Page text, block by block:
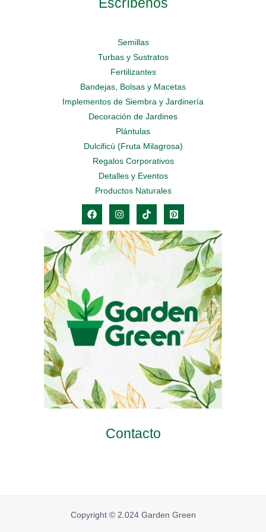
Semillas
Turbas y Sustratos
Fertilizantes
Bandejas, Bolsas y Macetas
Implementos de Siembra y Jardinería
Decoración de Jardines
Plántulas
Dulcificú (Fruta Milagrosa)
Regalos Corporativos
Detalles y Eventos
Productos Naturales
Contacto
Copyright © 2.024 Garden Green